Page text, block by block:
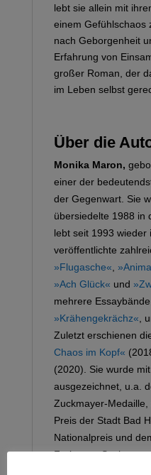
lebt sie allein mit
einem Gefühlschaos
nach Geborgenheit
Erfahrung von
großer Roman, der
im Leben selbst
Über die
Monika Maron,
einer der
der Gegenwart. Sie
übersiedelte 1988 in
lebt seit 1993 wieder
veröffentlichte
»Flugasche«,
»Ach Glück« und
mehrere
»Krähengekrächz«,
Zuletzt erschienen
Chaos im Kopf«
(2020). Sie wurde
ausgezeichnet, u.a.
Zuckmayer-
Preis der Stadt Bad
Nationalpreis und
Freistaats Sachsen.